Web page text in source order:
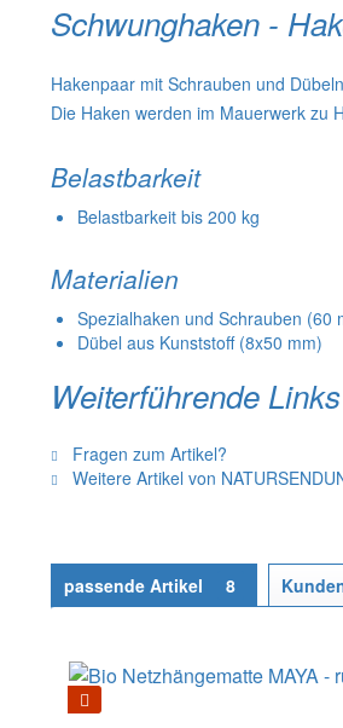
Schwunghaken -
Hakenpaar mit Schrauben und
Die Haken werden im Mauerwerk zu
Belastbarkeit
Belastbarkeit bis 200 kg
Materialien
Spezialhaken und Schrauben (60
Dübel aus Kunststoff (8x50 mm)
Weiterführende
Fragen zum Artikel?
Weitere Artikel von
passende Artikel 8